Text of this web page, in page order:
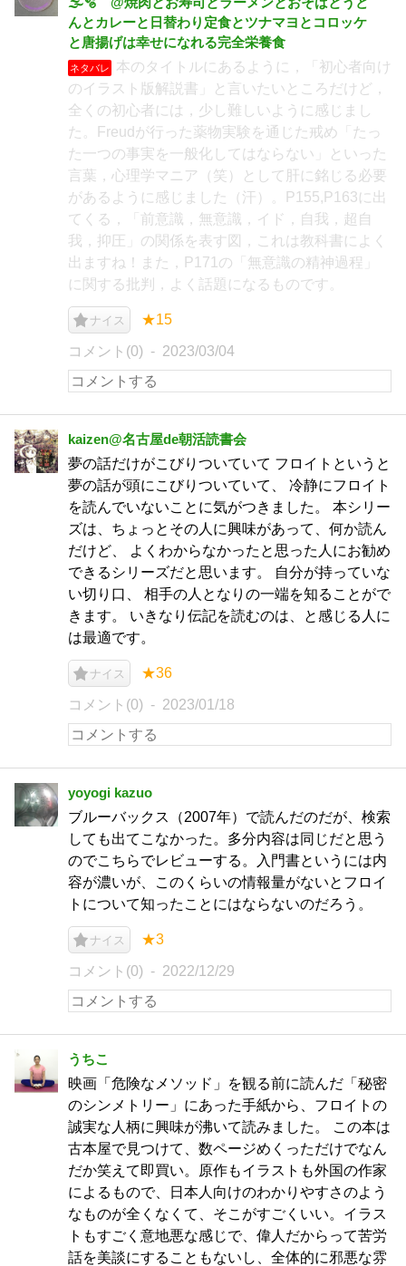
んとカレーと日替わり定食とツナマヨとコロッケ
と唐揚げは幸せになれる完全栄養食
ネタバレ
本のタイトルにあるように，「初心者向け
のイラスト版解説書」と言いたいところだけど，
全くの初心者には，少し難しいように感じまし
た。Freudが行った薬物実験を通じた戒め「たっ
た一つの事実を一般化してはならない」といった
言葉，心理学マニア（笑）として肝に銘じる必要
があるように感じました（汗）。P155,P163に出
てくる，「前意識，無意識，イド，自我，超自
我，抑圧」の関係を表す図，これは教科書によく
出ますね！また，P171の「無意識の精神過程」
に関する批判，よく話題になるものです。
ナイス ★15
コメント(0) 2023/03/04
kaizen@名古屋de朝活読書会
夢の話だけがこびりついていて フロイトというと
夢の話が頭にこびりついていて、 冷静にフロイト
を読んでいないことに気がつきました。 本シリー
ズは、ちょっとその人に興味があって、何か読ん
だけど、 よくわからなかったと思った人にお勧め
できるシリーズだと思います。 自分が持っていな
い切り口、 相手の人となりの一端を知ることがで
きます。 いきなり伝記を読むのは、と感じる人に
は最適です。
ナイス ★36
コメント(0) 2023/01/18
yoyogi kazuo
ブルーバックス（2007年）で読んだのだが、検索
しても出てこなかった。多分内容は同じだと思う
のでこちらでレビューする。入門書というには内
容が濃いが、このくらいの情報量がないとフロイ
トについて知ったことにはならないのだろう。
ナイス ★3
コメント(0) 2022/12/29
うちこ
映画「危険なメソッド」を観る前に読んだ「秘密
のシンメトリー」にあった手紙から、フロイトの
誠実な人柄に興味が沸いて読みました。 この本は
古本屋で見つけて、数ページめくっただけでなん
だか笑えて即買い。原作もイラストも外国の作家
によるもので、日本人向けのわかりやすさのよう
なものが全くなくて、そこがすごくいい。イラス
トもすごく意地悪な感じで、偉人だからって苦労
話を美談にすることもないし、全体的に邪悪な雰